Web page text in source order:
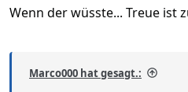
Wenn der wüsste... Treue ist
Marco000 hat gesagt.: